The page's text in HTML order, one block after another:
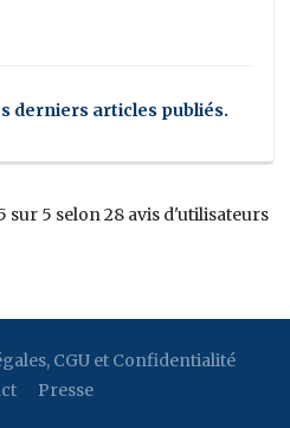
derniers articles publiés.
sur 5 selon 28 avis d'utilisateurs
CGU et Confidentialité
Presse